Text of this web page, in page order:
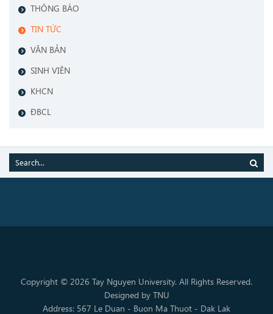
THÔNG BÁO
TIN TỨC
VĂN BẢN
SINH VIÊN
KHCN
ĐBCL
Copyright © 2026 Tay Nguyen University. All Rights Reserved.
Designed by TNU
Address: 567 Le Duan - Buon Ma Thuot - Dak Lak